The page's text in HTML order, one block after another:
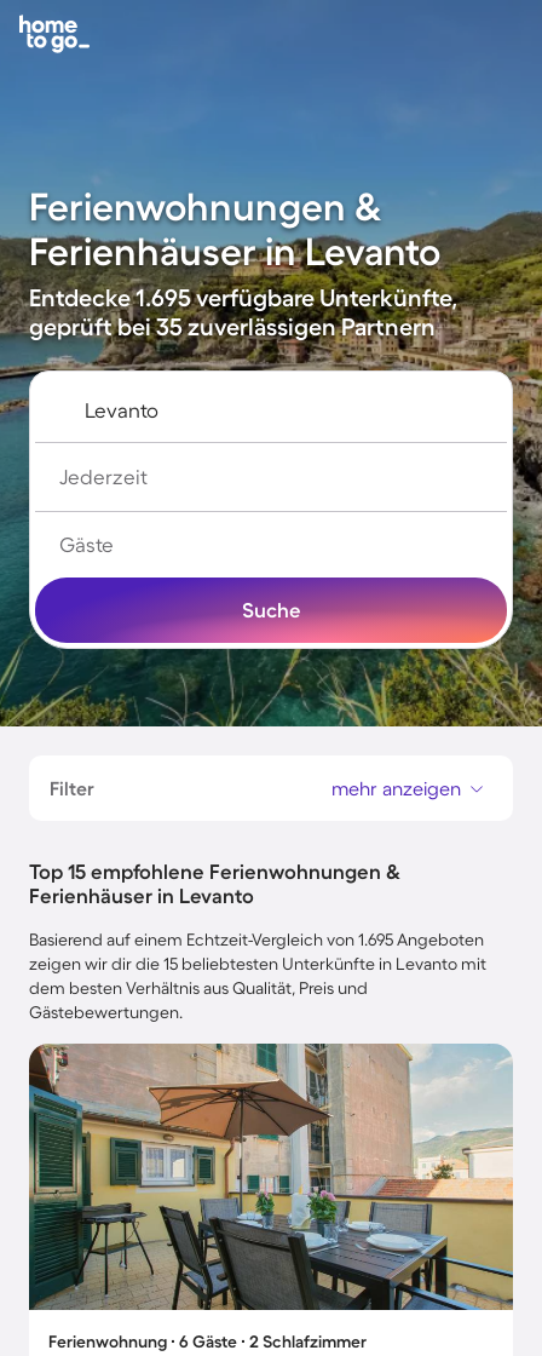
Ferienwohnungen &
Ferienhäuser in Levanto
Entdecke 1.695 verfügbare Unterkünfte,
geprüft bei 35 zuverlässigen Partnern
Jederzeit
Gäste
Suche
Filter mehr anzeigen
Top 15 empfohlene Ferienwohnungen &
Ferienhäuser in Levanto
Basierend auf einem Echtzeit-Vergleich von 1.695 Angeboten
zeigen wir dir die 15 beliebtesten Unterkünfte in Levanto mit
dem besten Verhältnis aus Qualität, Preis und
Gästebewertungen.
Ferienwohnung ∙ 6 Gäste ∙ 2 Schlafzimmer